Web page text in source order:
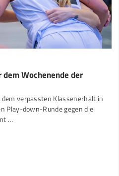
Wochenende der
dem verpassten Klassenerhalt in
Play-down-Runde gegen die
…